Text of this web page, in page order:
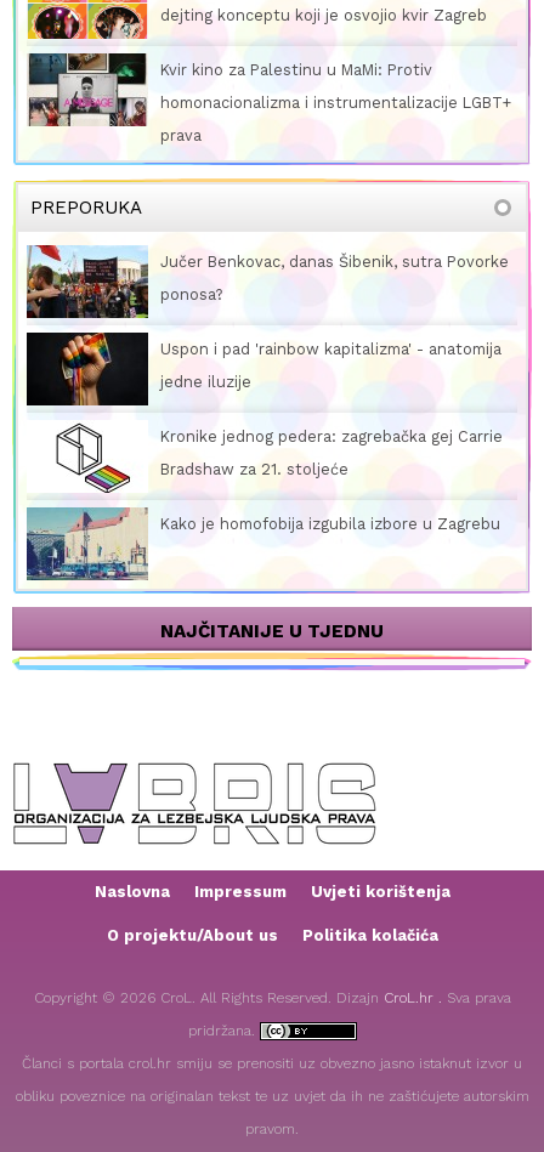
dejting konceptu koji je osvojio kvir Zagreb
Kvir kino za Palestinu u MaMi: Protiv
homonacionalizma i instrumentalizacije LGBT+
PREPORUKA
Jučer Benkovac, danas Šibenik, sutra Povorke
ponosa?
Uspon i pad 'rainbow kapitalizma' - anatomija
jedne iluzije
Kronike jednog pedera: zagrebačka gej Carrie
Bradshaw za 21. stoljeće
Kako je homofobija izgubila izbore u Zagrebu
NAJČITANIJE U TJEDNU
Naslovna Impressum Uvjeti korištenja
O projektu/About us Politika kolačića
Copyright © 2026 CroL. All Rights Reserved. Dizajn CroL.hr .
Sva prava
pridržana.
Članci s portala crol.hr smiju se prenositi uz obvezno jasno istaknut izvor u
obliku poveznice na originalan tekst te uz uvjet da ih ne zaštićujete autorskim
pravom.